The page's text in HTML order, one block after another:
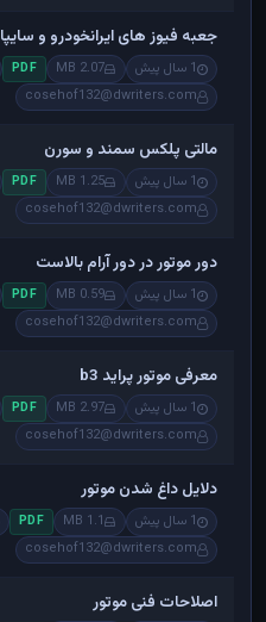
جعبه فیوز های ایرانخودرو و سایپا
1 سال پیش 2.07 MB
PDF
cosehof132@dwriters.com
مالتی پلکس سمند و سورن
1 سال پیش 1.25 MB
PDF
cosehof132@dwriters.com
دور موتور در دور آرام بالاست
1 سال پیش 0.59 MB
PDF
cosehof132@dwriters.com
معرفی موتور پراید b3
1 سال پیش 2.97 MB
PDF
cosehof132@dwriters.com
دلایل داغ شدن موتور
1 سال پیش 1.1 MB
PDF
cosehof132@dwriters.com
اصلاحات فنی موتور